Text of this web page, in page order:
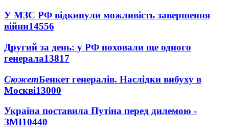
У МЗС РФ відкинули можливість завершення
війни14556
Другий за день: у РФ поховали ще одного
генерала13817
СюжетБенкет генералів. Наслідки вибуху в
Москві13000
Україна поставила Путіна перед дилемою -
ЗМІ10440